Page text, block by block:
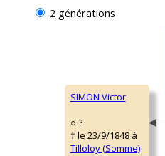
2 générations
SIMON Victor
○ ?
† le 23/9/1848 à
Tilloloy (Somme)